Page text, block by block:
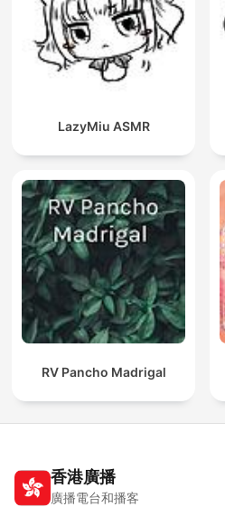
LazyMiu ASMR
RV Pancho Madrigal
香港廣播
廣播電台和播客